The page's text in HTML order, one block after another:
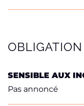
SENSIBLE AUX
Pas annoncé